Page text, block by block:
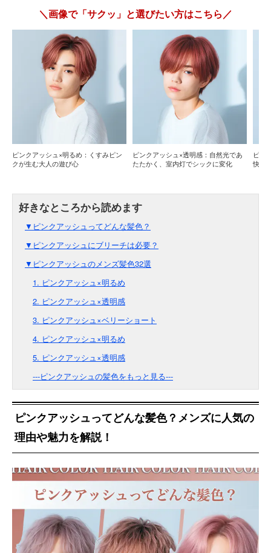
＼画像で「サクッ」と選びたい方はこちら／
ピンクアッシュ×明るめ：くすみピン
クが生む大人の遊び心
ピンクアッシュ×透明感：自然光であ
たたかく、室内灯でシックに変化
ピン
快で
▼ピンクアッシュってどんな髪色？
▼ピンクアッシュにブリーチは必要？
▼ピンクアッシュのメンズ髪色32選
1. ピンクアッシュ×明るめ
2. ピンクアッシュ×透明感
3. ピンクアッシュ×ベリーショート
4. ピンクアッシュ×明るめ
5. ピンクアッシュ×透明感
---ピンクアッシュの髪色をもっと見る---
ピンクアッシュってどんな髪色？メンズに人気の
理由や魅力を解説！